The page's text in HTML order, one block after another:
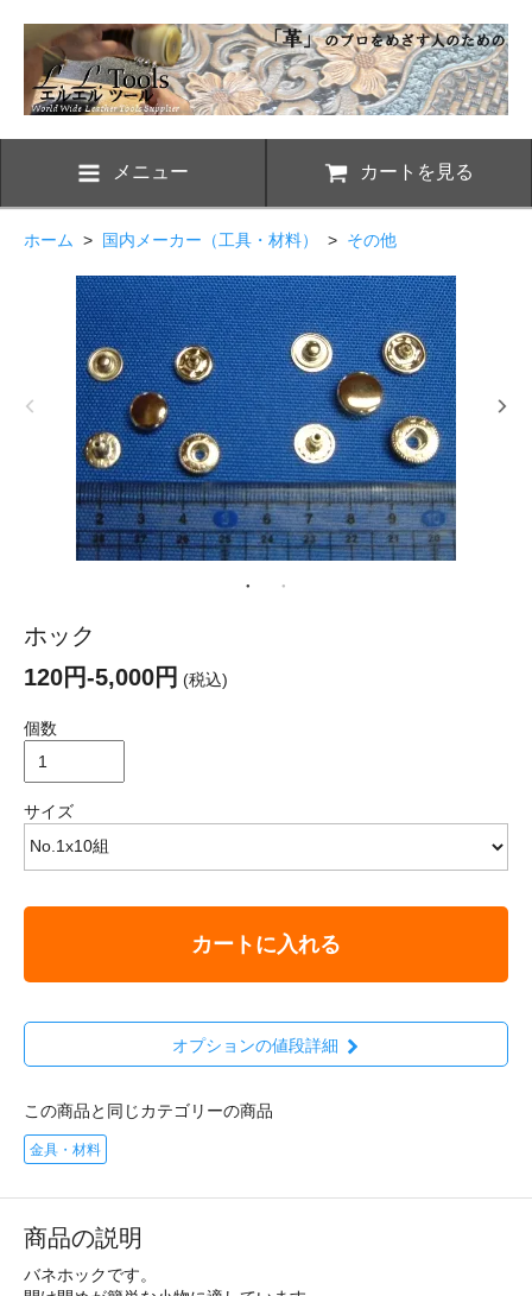
メニュー カートを見る
ホーム > 国内メーカー（工具・材料） > その他
ホック
120円-5,000円 (税込)
個数
サイズ
カートに入れる
オプションの値段詳細
この商品と同じカテゴリーの商品
金具・材料
商品の説明
バネホックです。